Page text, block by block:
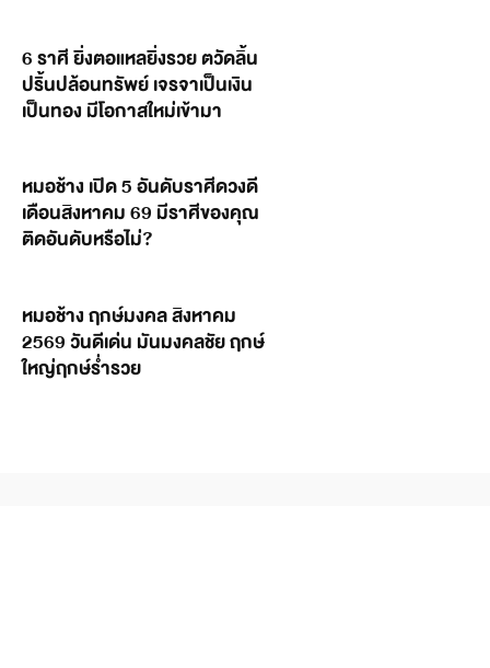
6 ราศี ยิ่งตอแหลยิ่งรวย ตวัดลิ้น
ปริ้นปล้อนทรัพย์ เจรจาเป็นเงิน
เป็นทอง มีโอกาสใหม่เข้ามา
หมอช้าง เปิด 5 อันดับราศีดวงดี
เดือนสิงหาคม 69 มีราศีของคุณ
ติดอันดับหรือไม่?
หมอช้าง ฤกษ์มงคล สิงหาคม
2569 วันดีเด่น มันมงคลชัย ฤกษ์
ใหญ่ฤกษ์ร่ำรวย